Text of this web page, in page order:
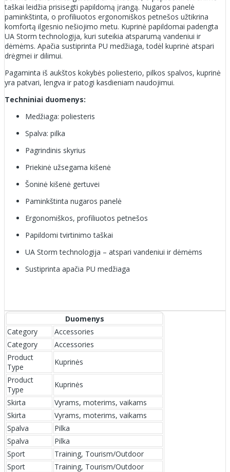
taškai leidžia prisisegti papildomą įrangą. Nugaros panelė
paminkštinta, o profiliuotos ergonomiškos petnešos užtikrina
komfortą ilgesnio nešiojimo metu. Kuprinė papildomai padengta
UA Storm technologija, kuri suteikia atsparumą vandeniui ir
dėmėms. Apačia sustiprinta PU medžiaga, todėl kuprinė atspari
drėgmei ir dilimui.
Pagaminta iš aukštos kokybės poliesterio, pilkos spalvos, kuprinė
yra patvari, lengva ir patogi kasdieniam naudojimui.
Techniniai duomenys:
Medžiaga: poliesteris
Spalva: pilka
Pagrindinis skyrius
Priekinė užsegama kišenė
Šoninė kišenė gertuvei
Paminkštinta nugaros panelė
Ergonomiškos, profiliuotos petnešos
Papildomi tvirtinimo taškai
UA Storm technologija – atspari vandeniui ir dėmėms
Sustiprinta apačia PU medžiaga
Duomenys
Category
Accessories
Category
Accessories
Product
Type
Kuprinės
Product
Type
Kuprinės
Skirta
Vyrams, moterims, vaikams
Skirta
Vyrams, moterims, vaikams
Spalva
Pilka
Spalva
Pilka
Sport
Training, Tourism/Outdoor
Sport
Training, Tourism/Outdoor